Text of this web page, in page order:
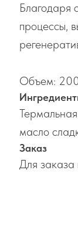
Благодаря
процессы,
Объем:
масло
Заказ
Для